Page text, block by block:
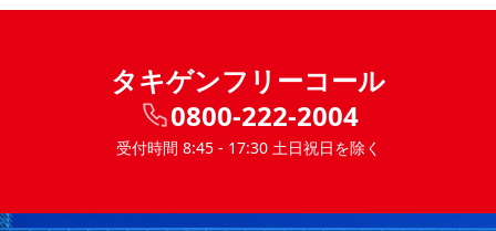
タキゲンフリーコール
0800-222-2004
受付時間 8:45 - 17:30 土日祝日を除く